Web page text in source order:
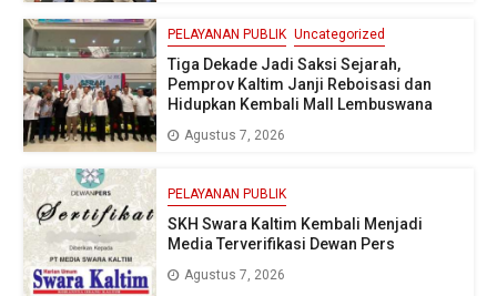
PELAYANAN PUBLIK Uncategorized
Tiga Dekade Jadi Saksi Sejarah,
Pemprov Kaltim Janji Reboisasi dan
Hidupkan Kembali Mall Lembuswana
Agustus 7, 2026
PELAYANAN PUBLIK
SKH Swara Kaltim Kembali Menjadi
Media Terverifikasi Dewan Pers
Agustus 7, 2026